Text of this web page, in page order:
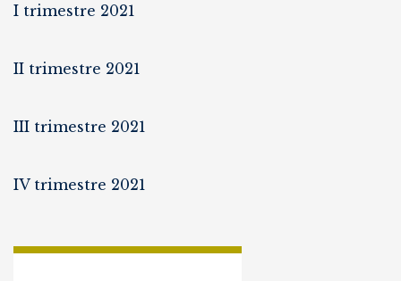
I trimestre 2021
II trimestre 2021
III trimestre 2021
IV trimestre 2021